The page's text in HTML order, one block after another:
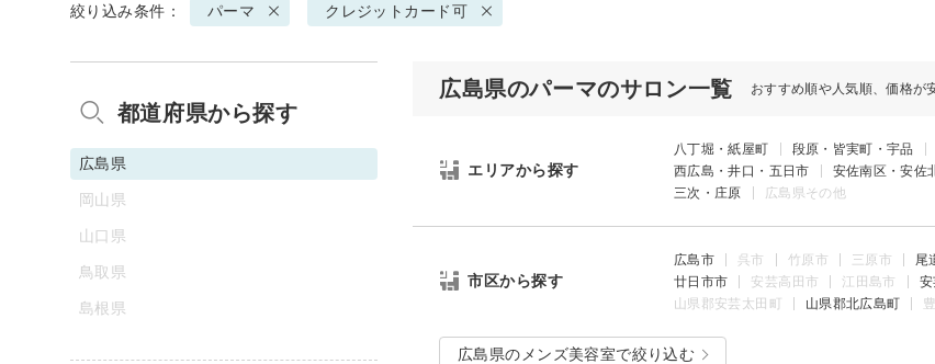
絞り込み条件： パーマ クレジットカード可
広島県のパーマのサロン一覧 おすすめ順や人気順、価格が
エリアから探す
八丁堀・紙屋町 段原・皆実町・宇品
西広島・井口・五日市
安佐南区・安佐
三次・庄原
広島県その他
市区から探す
広島市 呉市 竹原市 三原市 尾
廿日市市
安芸高田市 江田島市
山県郡安芸太田町
山県郡北広島町
広島県のメンズ美容室で絞り込む
都道府県から探す
広島県
岡山県
山口県
鳥取県
島根県